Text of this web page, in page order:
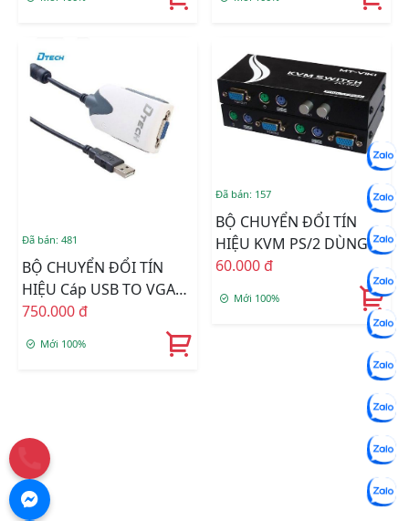
Đã bán: 481
BỘ CHUYỂN ĐỔI TÍN
HIỆU Cáp USB TO VGA
DTECH DT-6510
750.000 đ
Mới 100%
Đã bán: 157
BỘ CHUYỂN ĐỔI TÍN
HIỆU KVM PS/2 DÙNG
CHO SW VGA 2CPU RA
60.000 đ
Mới 100%